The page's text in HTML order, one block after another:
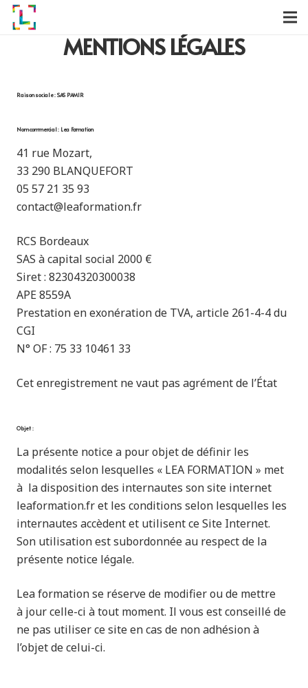
MENTIONS LÉGALES
Raison sociale :SAS PAMIR
Nom commercial : Lea Formation
41 rue Mozart,
33 290 BLANQUEFORT
05 57 21 35 93
contact@leaformation.fr
RCS Bordeaux
SAS à capital social 2000 €
Siret : 82304320300038
APE 8559A
Prestation en exonération de TVA, article 261-4-4 du
CGI
N° OF : 75 33 10461 33
Cet enregistrement ne vaut pas agrément de l’État
Objet :
La présente notice a pour objet de définir les
modalités selon lesquelles « LEA FORMATION » met
à la disposition des internautes son site internet
leaformation.fr et les conditions selon lesquelles les
internautes accèdent et utilisent ce Site Internet.
Son utilisation est subordonnée au respect de la
présente notice légale.
Lea formation se réserve de modifier ou de mettre
à jour celle-ci à tout moment. Il vous est conseillé de
ne pas utiliser ce site en cas de non adhésion à
l’objet de celui-ci.